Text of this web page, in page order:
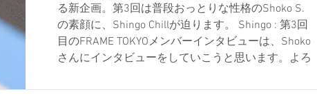
る新企画。第3回は普段おっとりな性格のShoko S.
の素顔に、Shingo Chillが迫ります。 Shingo : 第3回
目のFRAME TOKYOメンバーインタビューは、Shoko
さんにインタビューをしていこうと思います。よろ
す！ Shingo : Shoko さんは、FRAME TOKYO 以外にも